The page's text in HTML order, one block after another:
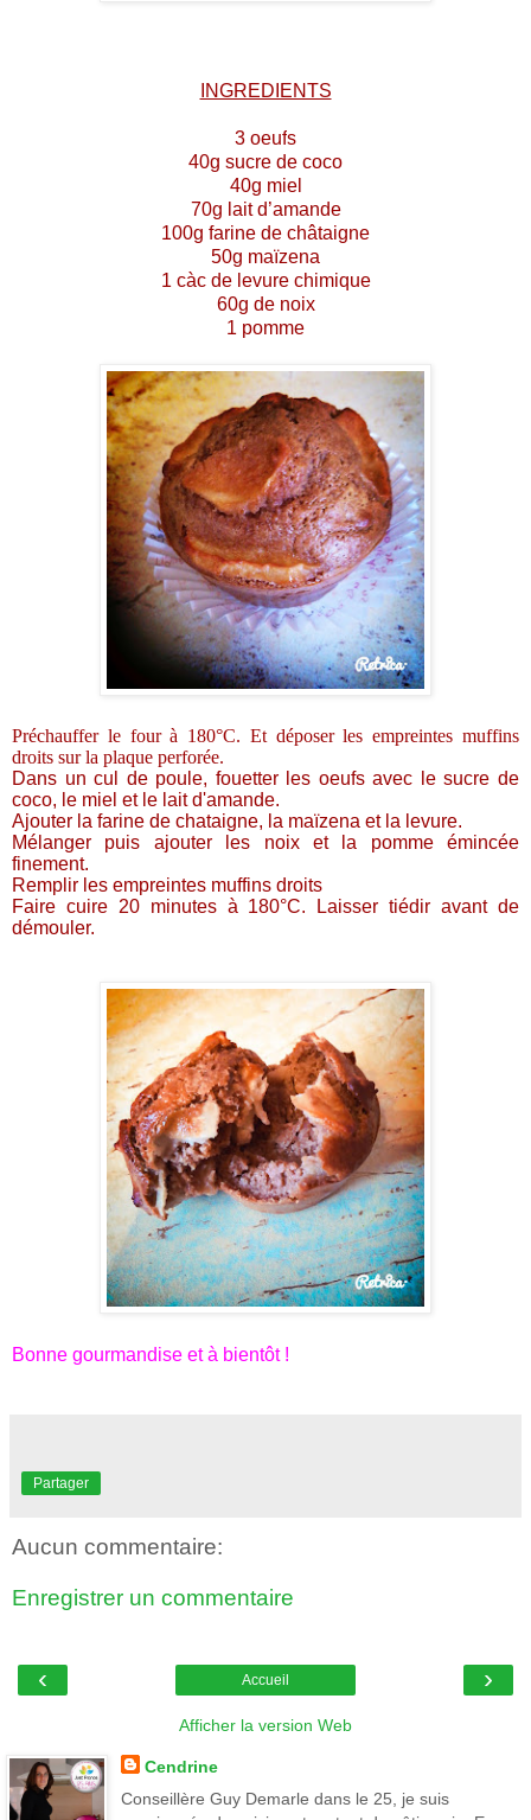
INGREDIENTS
3 oeufs
40g sucre de coco
40g miel
70g lait d’amande
100g farine de châtaigne
50g maïzena
1 càc de levure chimique
60g de noix
1 pomme
Préchauffer le four à 180°C. Et déposer les empreintes muffins
droits sur la plaque perforée.
Dans un cul de poule, fouetter les oeufs avec le sucre de
coco, le miel et le lait d'amande.
Ajouter la farine de chataigne, la maïzena et la levure.
Mélanger puis ajouter les noix et la pomme émincée
finement.
Remplir les empreintes muffins droits
Faire cuire 20 minutes à 180°C. Laisser tiédir avant de
démouler.
Bonne gourmandise et à bientôt !
Partager
Aucun commentaire:
Enregistrer un commentaire
‹ ›
Accueil
Afficher la version Web
Cendrine
Conseillère Guy Demarle dans le 25, je suis